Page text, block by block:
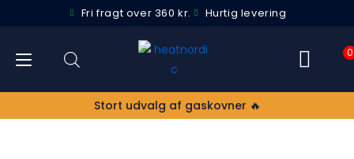
Fri fragt over 360 kr. Hurtig levering
0
Stort udvalg af gaskovner 🔥